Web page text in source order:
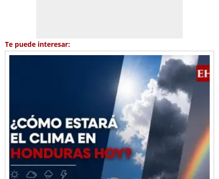
Te puede interesar: